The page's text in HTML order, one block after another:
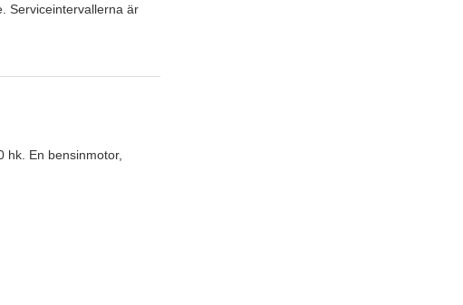
Serviceintervallerna är
hk. En bensinmotor,